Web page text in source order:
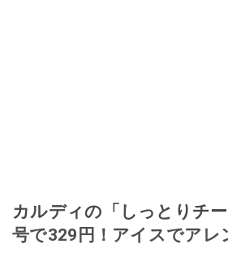
カルディの「しっとりチ
号で329円！アイスでアレ